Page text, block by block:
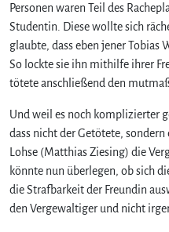
Personen waren Teil des
Studentin. Diese wollte sich
glaubte, dass eben jener Tobias
So lockte sie ihn mithilfe ihrer
tötete anschließend den
Und weil es noch komplizierter
dass nicht der Getötete,
Lohse (Matthias Ziesing) die
könnte nun überlegen, ob sich
die Strafbarkeit der Freundin
den Vergewaltiger und nicht